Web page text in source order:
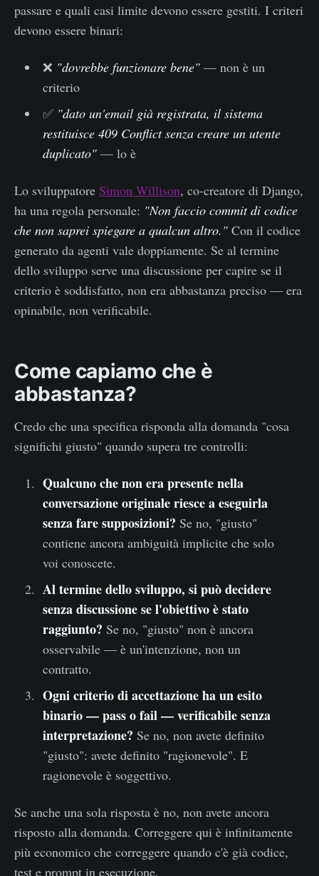
passare e quali casi limite devono essere gestiti. I criteri
devono essere binari:
❌ "dovrebbe funzionare bene" — non è un
criterio
✅ "dato un'email già registrata, il sistema
restituisce 409 Conflict senza creare un utente
duplicato"— lo è
Lo sviluppatore Simon Willison, co-creatore di Django,
ha una regola personale: "Non faccio commit di codice
che non saprei spiegare a qualcun altro." Con il codice
generato da agenti vale doppiamente. Se al termine
dello sviluppo serve una discussione per capire se il
criterio è soddisfatto, non era abbastanza preciso — era
opinabile, non verificabile.
Come capiamo che è
abbastanza?
Credo che una specifica risponda alla domanda "cosa
significhi giusto" quando supera tre controlli:
Qualcuno che non era presente nella
conversazione originale riesce a eseguirla
senza fare supposizioni? Se no, "giusto"
contiene ancora ambiguità implicite che solo
voi conoscete.
Al termine dello sviluppo, si può decidere
senza discussione se l'obiettivo è stato
raggiunto? Se no, "giusto" non è ancora
osservabile — è un'intenzione, non un
contratto.
Ogni criterio di accettazione ha un esito
binario — pass o fail — verificabile senza
interpretazione? Se no, non avete definito
"giusto": avete definito "ragionevole". E
ragionevole è soggettivo.
Se anche una sola risposta è no, non avete ancora
risposto alla domanda. Correggere qui è infinitamente
più economico che correggere quando c'è già codice,
test e prompt in esecuzione.